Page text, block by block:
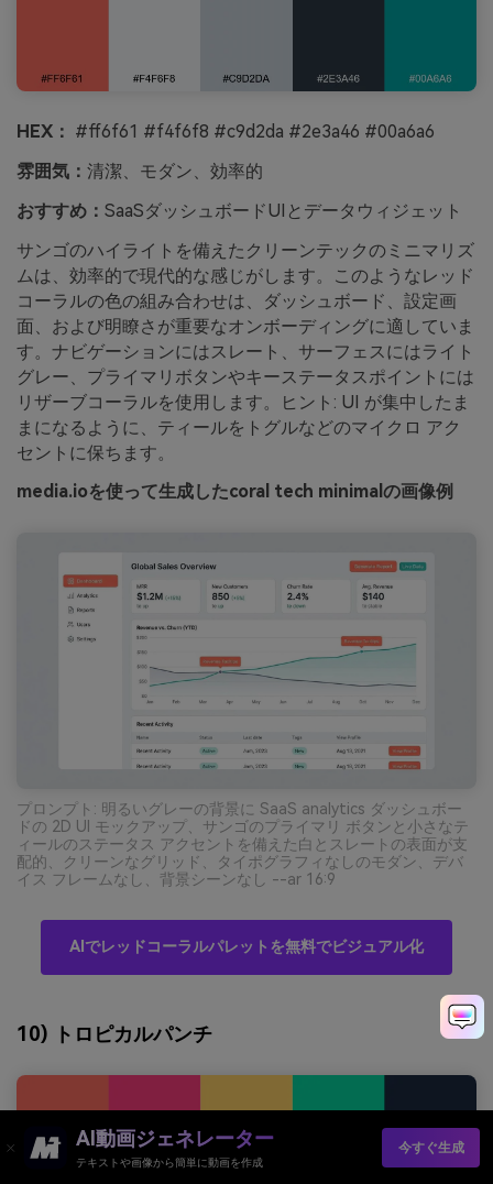
HEX： #ff6f61 #f4f6f8 #c9d2da #2e3a46 #00a6a6
雰囲気： 清潔、モダン、効率的
おすすめ： SaaSダッシュボードUIとデータウィジェット
サンゴのハイライトを備えたクリーンテックのミニマリズ
ムは、効率的で現代的な感じがします。このようなレッド
コーラルの色の組み合わせは、ダッシュボード、設定画
面、および明瞭さが重要なオンボーディングに適していま
す。ナビゲーションにはスレート、サーフェスにはライト
グレー、プライマリボタンやキーステータスポイントには
リザーブコーラルを使用します。ヒント: UI が集中したま
まになるように、ティールをトグルなどのマイクロ アク
セントに保ちます。
media.ioを使って生成したcoral tech minimalの画像例
プロンプト: 明るいグレーの背景に SaaS analytics ダッシュボー
ドの 2D UI モックアップ、サンゴのプライマリ ボタンと小さなテ
ィールのステータス アクセントを備えた白とスレートの表面が支
配的、クリーンなグリッド、タイポグラフィなしのモダン、デバ
イス フレームなし、背景シーンなし --ar 16:9
AIでレッドコーラルパレットを無料でビジュアル化
10) トロピカルパンチ
AI動画ジェネレーター
テキストや画像から簡単に動画を作成
今すぐ生成